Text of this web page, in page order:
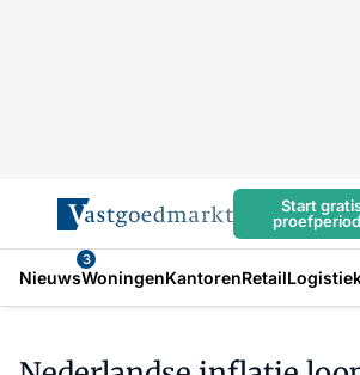
Start
Nieuws
3
WoningenKantorenRetail